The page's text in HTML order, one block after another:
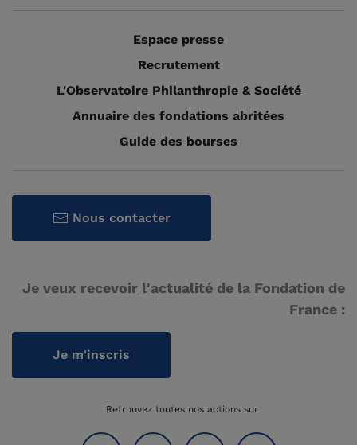
Espace presse
Recrutement
L'Observatoire Philanthropie & Société
Annuaire des fondations abritées
Guide des bourses
Nous contacter
Je veux recevoir l'actualité de la Fondation de
France :
Je m'inscris
Retrouvez toutes nos actions sur